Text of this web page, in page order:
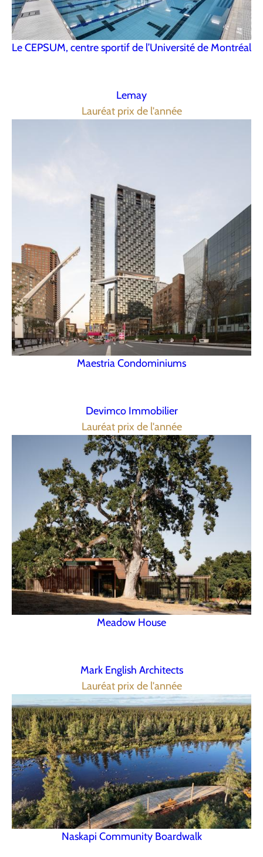
Le CEPSUM, centre sportif de l’Université de Montréal
Lemay
Lauréat prix de l'année
Maestria Condominiums
Devimco Immobilier
Lauréat prix de l'année
Meadow House
Mark English Architects
Lauréat prix de l'année
Naskapi Community Boardwalk